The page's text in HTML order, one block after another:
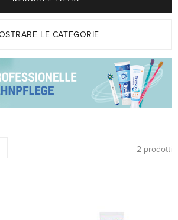
LE CATEGORIE
2 prodotti